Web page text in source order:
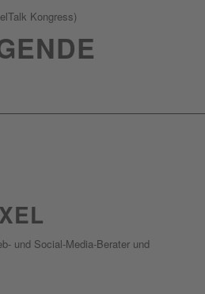
Kongress)
und Social-Media-Berater und